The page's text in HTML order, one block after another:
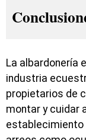
La albardonería
industria
propietarios de
montar y cuidar
establecimiento